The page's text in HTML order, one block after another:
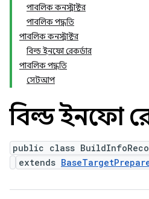
পাবলিক কনস্ট্রাক্টর
পাবলিক পদ্ধতি
পাবলিক কনস্ট্রাক্টর
বিল্ড ইনফো রেকর্ডার
পাবলিক পদ্ধতি
সেটআপ
বিল্ড ইনফো
public class
extends